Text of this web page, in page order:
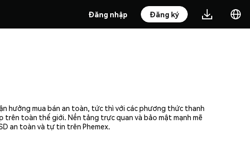
Đăng nhập Đăng ký
hưởng mua bán an toàn, tức thì với các phương thức thanh
trên toàn thế giới. Nền tảng trực quan và bảo mật mạnh mẽ
an toàn và tự tin trên Phemex.